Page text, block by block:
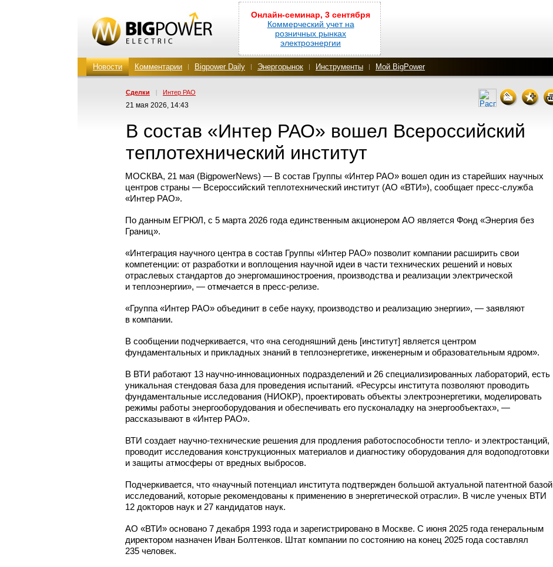
Онлайн-семинар, 3 сентября
Коммерческий учет на
розничных рынках
электроэнергии
Новости Комментарии Bigpower Daily Энергорынок Инструменты Мой BigPower
Сделки | Интер РАО
21 мая 2026, 14:43
В состав «Интер РАО» вошел Всероссийский
теплотехнический институт
МОСКВА, 21 мая (BigpowerNews) — В состав Группы «Интер РАО» вошел один из старейших научных
центров страны — Всероссийский теплотехнический институт (АО «ВТИ»), сообщает пресс-служба
«Интер РАО».
По данным ЕГРЮЛ, с 5 марта 2026 года единственным акционером АО является Фонд «Энергия без
Границ».
«Интеграция научного центра в состав Группы «Интер РАО» позволит компании расширить свои
компетенции: от разработки и воплощения научной идеи в части технических решений и новых
отраслевых стандартов до энергомашиностроения, производства и реализации электрической
и теплоэнергии», — отмечается в пресс-релизе.
«Группа «Интер РАО» объединит в себе науку, производство и реализацию энергии», — заявляют
в компании.
В сообщении подчеркивается, что «на сегодняшний день [институт] является центром
фундаментальных и прикладных знаний в теплоэнергетике, инженерным и образовательным ядром».
В ВТИ работают 13 научно-инновационных подразделений и 26 специализированных лабораторий, есть
уникальная стендовая база для проведения испытаний. «Ресурсы института позволяют проводить
фундаментальные исследования (НИОКР), проектировать объекты электроэнергетики, моделировать
режимы работы энергооборудования и обеспечивать его пусконаладку на энергообъектах», —
рассказывают в «Интер РАО».
ВТИ создает научно-технические решения для продления работоспособности тепло- и электростанций,
проводит исследования конструкционных материалов и диагностику оборудования для водоподготовки
и защиты атмосферы от вредных выбросов.
Подчеркивается, что «научный потенциал института подтвержден большой актуальной патентной базой
исследований, которые рекомендованы к применению в энергетической отрасли». В числе ученых ВТИ
12 докторов наук и 27 кандидатов наук.
АО «ВТИ» основано 7 декабря 1993 года и зарегистрировано в Москве. С июня 2025 года генеральным
директором назначен Иван Болтенков. Штат компании по состоянию на конец 2025 года составлял
235 человек.